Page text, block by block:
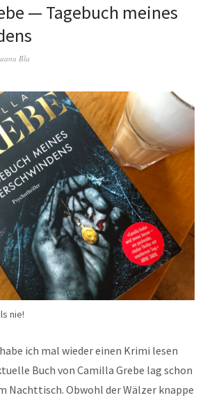
— Tagebuch meines
Bla
nie!
ich mal wieder einen Kri­mi lesen
Buch von Camil­la Grebe lag schon
Nacht­tisch. Obwohl der Wälz­er knappe